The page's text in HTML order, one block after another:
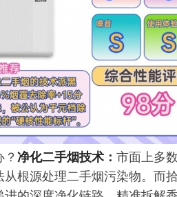
净化二手烟技术： 市面上多
从根源处理二手烟污染物。而